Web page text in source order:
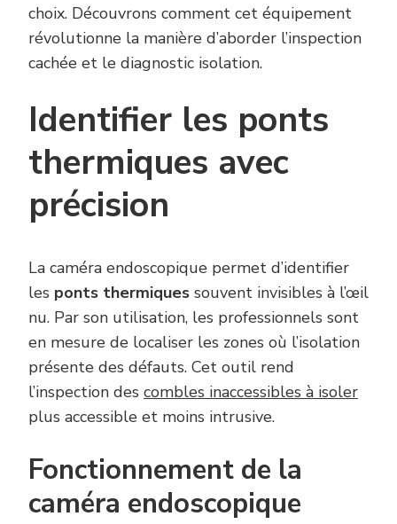
choix. Découvrons comment cet équipement
révolutionne la manière d’aborder l’inspection
cachée et le diagnostic isolation.
Identifier les ponts
thermiques avec
précision
La caméra endoscopique permet d’identifier
les ponts thermiques souvent invisibles à l’œil
nu. Par son utilisation, les professionnels sont
en mesure de localiser les zones où l’isolation
présente des défauts. Cet outil rend
l’inspection des combles inaccessibles à isoler
plus accessible et moins intrusive.
Fonctionnement de la
caméra endoscopique